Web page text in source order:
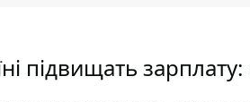
підвищать